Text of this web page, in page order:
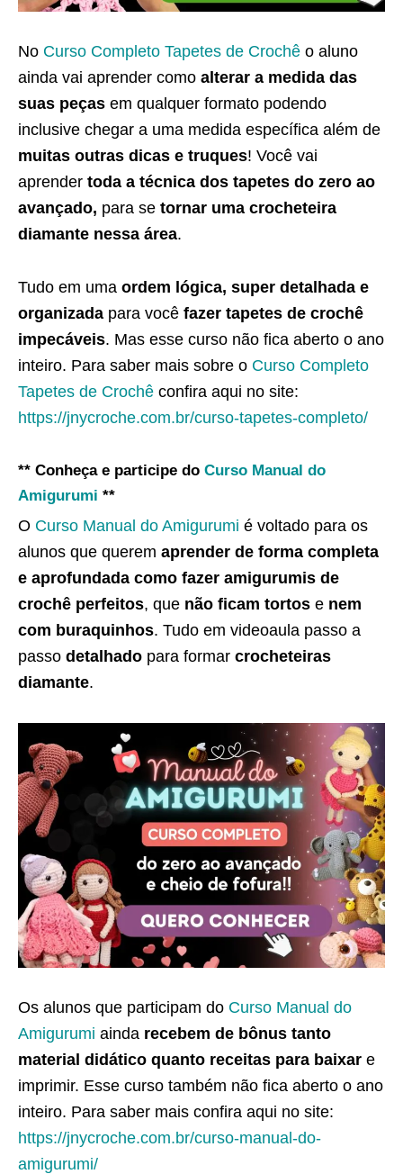
No Curso Completo Tapetes de Crochê o aluno
ainda vai aprender como alterar a medida das
suas peças em qualquer formato podendo
inclusive chegar a uma medida específica além de
muitas outras dicas e truques! Você vai
aprender toda a técnica dos tapetes do zero ao
avançado, para se tornar uma crocheteira
diamante nessa área.
Tudo em uma ordem lógica, super detalhada e
organizada para você fazer tapetes de crochê
impecáveis. Mas esse curso não fica aberto o ano
inteiro. Para saber mais sobre o Curso Completo
Tapetes de Crochê confira aqui no site:
https://jnycroche.com.br/curso-tapetes-completo/
** Conheça e participe do Curso Manual do
Amigurumi **
O Curso Manual do Amigurumi é voltado para os
alunos que querem aprender de forma completa
e aprofundada como fazer amigurumis de
crochê perfeitos, que não ficam tortos e nem
com buraquinhos. Tudo em videoaula passo a
passo detalhado para formar crocheteiras
diamante.
Os alunos que participam do Curso Manual do
Amigurumi ainda recebem de bônus tanto
material didático quanto receitas para baixar e
imprimir. Esse curso também não fica aberto o ano
inteiro. Para saber mais confira aqui no site:
https://jnycroche.com.br/curso-manual-do-
amigurumi/